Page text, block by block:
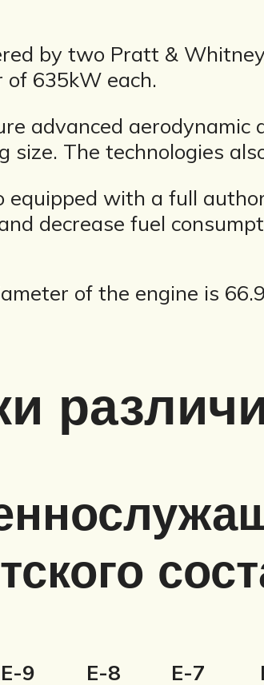
by two Pratt &
635kW each.
advanced
size. The technologies
equipped with a full
decrease fuel
of the engine is
E-9 E-8 E-7